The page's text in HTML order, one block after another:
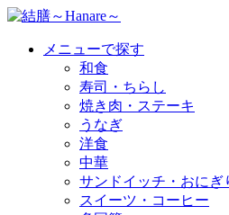
メニューで探す
和食
寿司・ちらし
焼き肉・ステーキ
うなぎ
洋食
中華
サンドイッチ・おにぎ
スイーツ・コーヒー